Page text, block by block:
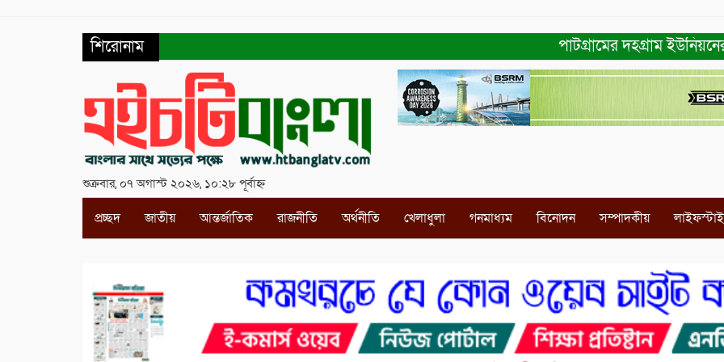
শিরোনাম পাটগ্রামের দহগ্রাম ইউনিয়নের
শুক্রবার, ০৭ অগাস্ট ২০২৬, ১০:২৮ পূর্বাহ্ন
প্রচ্ছদ জাতীয় আন্তর্জাতিক রাজনীতি অর্থনীতি খেলাধুলা গনমাধ্যম বিনোদন সম্পাদকীয়